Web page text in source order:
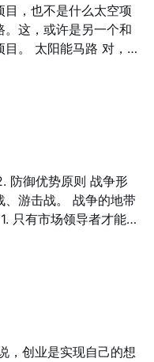
永远无法收回回报。
Day One的意义要远
可以
东、Amazon来说多
，也不是什么太空项
。这，或许是另一个和
对，
盖这样的马路之后，
，同时把全世界所有
够80%的全球人民使
都可以告别石油，告别
，以后路面破损，材
以后修路不再是一件
修路的体系结构都
战争的地带